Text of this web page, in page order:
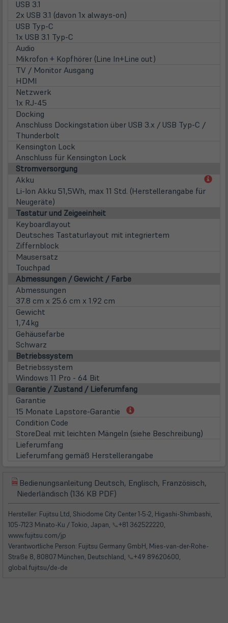
USB 3.1
2x USB 3.1 (davon 1x always-on)
USB Typ-C
1x USB 3.1 Typ-C
Audio
Mikrofon + Kopfhörer (Line In+Line out)
TV / Monitor Ausgang
HDMI
Netzwerk
1x RJ-45
Docking
Anschluss Dockingstation über USB 3.x / USB Typ-C /
Thunderbolt
Kensington Lock
Anschluss für Kensington Lock
Stromversorgung
Akku
Li-Ion Akku 51,5Wh, max 11 Std. (Herstellerangabe für
Neugeräte)
Tastatur und Zeigeeinheit
Keyboardlayout
Deutsches Tastaturlayout mit integriertem
Ziffernblock
Mausersatz
Touchpad
Abmessungen / Gewicht / Farbe
Abmessungen
37.8 cm x 25.6 cm x 1.92 cm
Gewicht
1,74kg
Gehäusefarbe
Schwarz
Betriebssystem
Betriebssystem
Windows 11 Pro - 64 Bit
Garantie / Zustand / Lieferumfang
Garantie
15 Monate Lapstore-Garantie
(öffnet
neuem
Condition Code
StoreDeal mit leichten Mängeln (siehe Beschreibung)
Lieferumfang
Lieferumfang gemäß Herstellerangabe
(öffnet
in
neuem
Tab)
Bedienungsanleitung Deutsch, Englisch, Französisch,
Niederländisch (136 KB PDF)
in
neuem
Tab)
Hersteller: Fujitsu Ltd, Shiodome City Center 1-5-2, Higashi-Shimbashi,
105-7123 Minato-Ku / Tokio, Japan, 📞+81 362522220,
www.fujitsu.com/jp
Verantwortliche Person: Fujitsu Germany GmbH, Mies-van-der-Rohe-
Straße 8, 80807 München, Deutschland, 📞+49 89620600,
global.fujitsu/de-de